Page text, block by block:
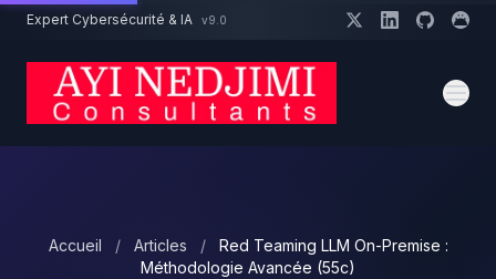
Aller au contenu principal
Expert Cybersécurité & IA v9.0
Accueil / Articles /
Red Teaming LLM On-Premise :
Méthodologie Avancée (55c)
Un projet cybersécurité ?